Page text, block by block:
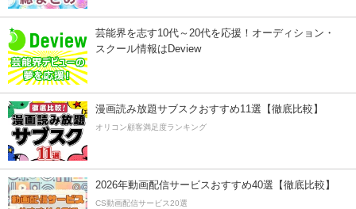
芸能界を志す10代～20代を応援！オーディション・
スクール情報はDeview
漫画読み放題サブスクおすすめ11選【徹底比較】
オリコン顧客満足度ランキング
2026年動画配信サービスおすすめ40選【徹底比較】
CS動画配信サービス20選